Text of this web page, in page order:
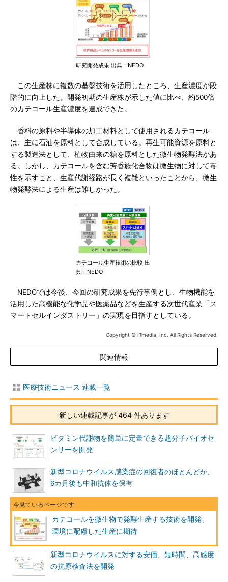
研究開発成果 出典：NEDO
この生産株に複数の基盤技術を活用したところ、生産濃度が段
階的に向上した。開発初期の生産株が示した値に比べ、約500倍
のカテコール生産濃度を達成できた。
香料の原料や半導体の加工材料として使用されるカテコール
は、主に石油を原料として合成している。再生可能資源を原料と
する製造法として、植物由来の糖を原料とした微生物発酵法があ
る。しかし、カテコールを含む芳香族化合物は微生物に対して毒
性を示すこと、生産代謝経路が長く複雑といったことから、微生
物発酵法による生産は難しかった。
カテコール生産技術の比較 出
典：NEDO
NEDOでは今後、今回の研究成果を先行事例とし、生物機能を
活用した高機能な化学品や医薬品などを生産する次世代産業「ス
マートセルインダストリー」の実現を目指すとしている。
Copyright © ITmedia, Inc. All Rights Reserved.
関連情報
医療技術ニュース 連載一覧
新しい連載記事が 464 件あります
ビタミン代謝物を簡単に定量できる超分子バイオセ
ンサーを開発
新型コロナウイルス感染症の回復者のほとんどが、
6カ月後も中和抗体を保有
カテコールを微生物で発酵生産する技術を開発、
環境に配慮した生産に期待
新型コロナウイルスに対する安価、短時間、高感度
の抗原検査法を開発